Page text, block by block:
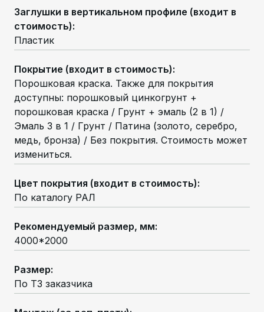
Заглушки в вертикальном профиле (входит в
стоимость):
Пластик
Покрытие (входит в стоимость):
Порошковая краска. Также для покрытия
доступны: порошковый цинкогрунт +
порошковая краска / Грунт + эмаль (2 в 1) /
Эмаль 3 в 1 / Грунт / Патина (золото, серебро,
медь, бронза) / Без покрытия. Стоимость может
измениться.
Цвет покрытия (входит в стоимость):
По каталогу РАЛ
Рекомендуемый размер, мм:
4000*2000
Размер:
По ТЗ заказчика